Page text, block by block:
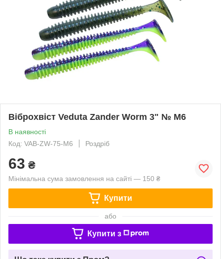
Віброхвіст Veduta Zander Worm 3" № M6
В наявності
Код: VAB-ZW-75-M6
Роздріб
63 ₴
Мінімальна сума замовлення на сайті — 150 ₴
Купити
або
Купити з